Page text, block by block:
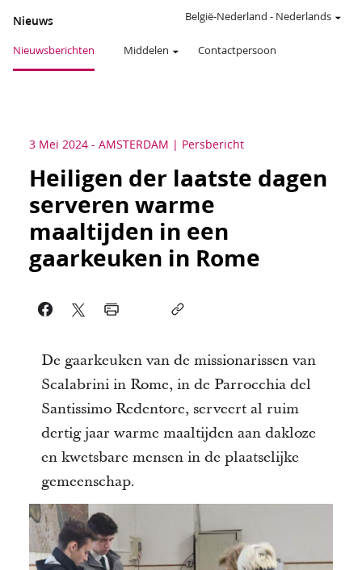
Nieuws
Nieuwsberichten Middelen Contactpersoon
België-Nederland - Nederlands
3 Mei 2024 - AMSTERDAM Persbericht
Heiligen der laatste dagen
serveren warme
maaltijden in een
gaarkeuken in Rome
De gaarkeuken van de missionarissen van
Scalabrini in Rome, in de Parrocchia del
Santissimo Redentore, serveert al ruim
dertig jaar warme maaltijden aan dakloze
en kwetsbare mensen in de plaatselijke
gemeenschap.